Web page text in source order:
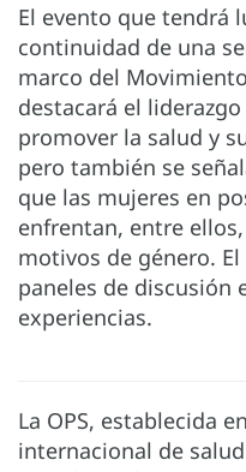
El evento que tendrá
continuidad de una
marco del
destacará el
promover la salud y
pero también se
que las mujeres en
enfrentan, entre
motivos de género.
paneles de discusión
experiencias.
La OPS, establecida
internacional de